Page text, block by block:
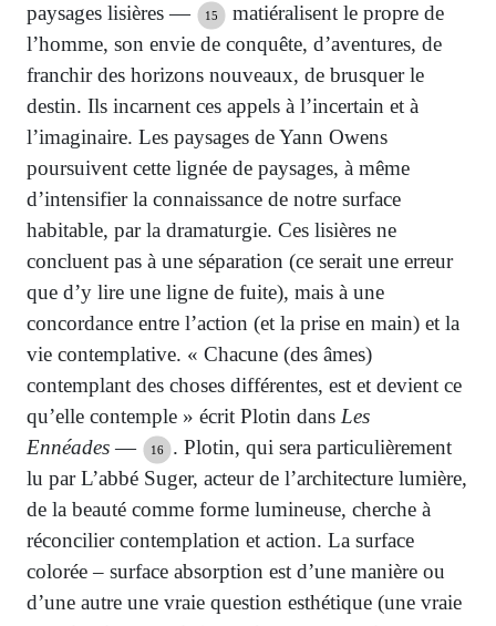
paysages lisières —
15
matiéralisent le propre de
l’homme, son envie de conquête, d’aventures, de
franchir des horizons nouveaux, de brusquer le
destin. Ils incarnent ces appels à l’incertain et à
l’imaginaire. Les paysages de Yann Owens
poursuivent cette lignée de paysages, à même
d’intensifier la connaissance de notre surface
habitable, par la dramaturgie. Ces lisières ne
concluent pas à une séparation (ce serait une erreur
que d’y lire une ligne de fuite), mais à une
concordance entre l’action (et la prise en main) et la
vie contemplative. « Chacune (des âmes)
contemplant des choses différentes, est et devient ce
qu’elle contemple » écrit Plotin dans Les
Ennéades— 16
. Plotin, qui sera particulièrement
lu par L’abbé Suger, acteur de l’architecture lumière,
de la beauté comme forme lumineuse, cherche à
réconcilier contemplation et action. La surface
colorée – surface absorption est d’une manière ou
d’une autre une vraie question esthétique (une vraie